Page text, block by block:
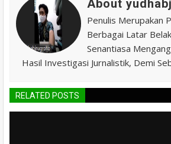
About
Penulis Merupakan
Berbagai Latar
Senantiasa
Hasil Investigasi Jurnalistik, Demi
RELATED POSTS